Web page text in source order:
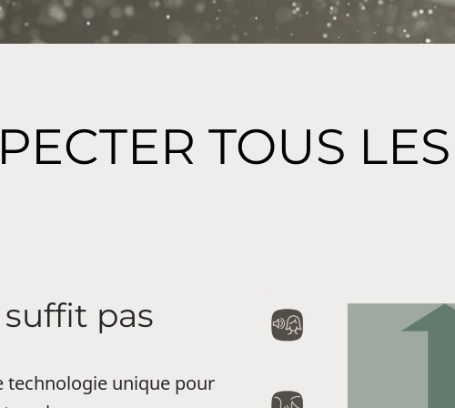
TOUS
pas
technologie unique pour